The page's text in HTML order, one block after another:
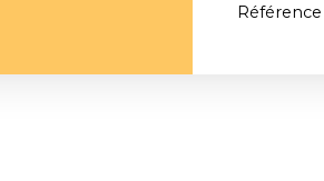
Référence